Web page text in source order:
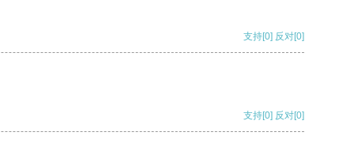
支持[0] 反对[0]
支持[0] 反对[0]